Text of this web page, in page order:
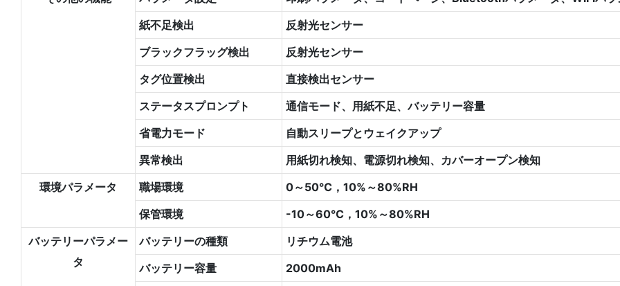
紙不足検出
反射光センサー
ブラックフラッグ検出
反射光センサー
タグ位置検出
直接検出センサー
ステータスプロンプト
通信モード、用紙不足、バッテリー容量
省電力モード
自動スリープとウェイクアップ
異常検出
用紙切れ検知、電源切れ検知、カバーオープン検知
環境パラメータ
職場環境
0～50℃，10%～80%RH
保管環境
-10～60℃，10%～80%RH
バッテリーパラメー
タ
バッテリーの種類
リチウム電池
バッテリー容量
2000mAh